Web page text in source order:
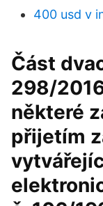
400 usd v
Část
298/
některé
přijetím